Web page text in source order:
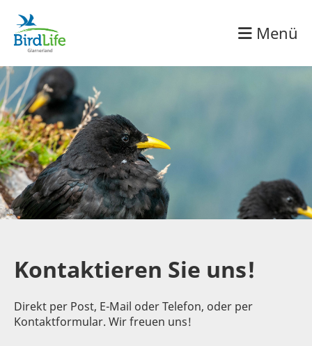
Menü
Kontaktieren Sie uns!
Direkt per Post, E-Mail oder Telefon, oder per
Kontaktformular. Wir freuen uns!